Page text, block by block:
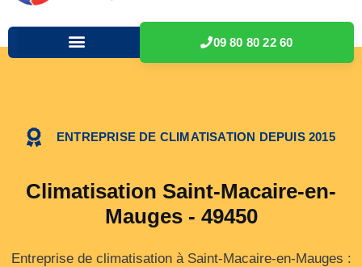
09 80 80 22 60
ENTREPRISE DE CLIMATISATION DEPUIS 2015
Climatisation Saint-Macaire-en-
Mauges - 49450
Entreprise de climatisation à Saint-Macaire-en-Mauges :